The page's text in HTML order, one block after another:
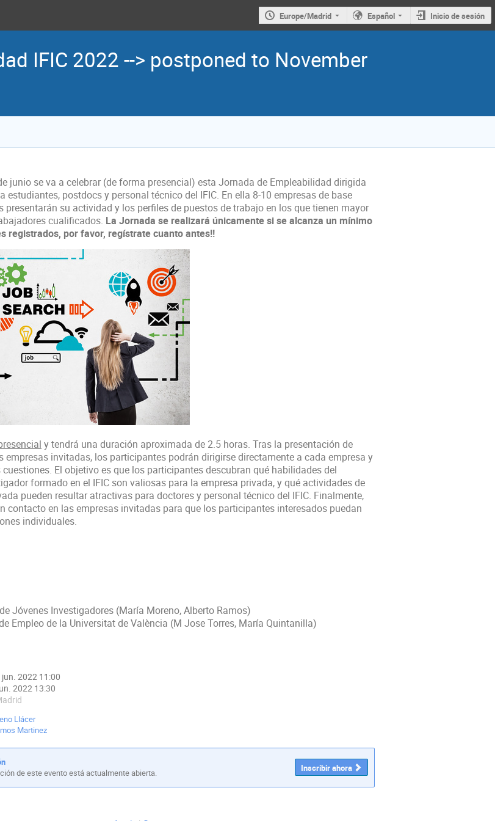
Europe/Madrid Español Inicio de sesión
IFIC 2022 --> postponed to November
junio se va a celebrar (de forma presencial) esta Jornada de Empleabilidad dirigida
estudiantes, postdocs y personal técnico del IFIC. En ella 8-10 empresas de base
presentarán su actividad y los perfiles de puestos de trabajo en los que tienen mayor
cualificados. La Jornada se realizará únicamente si se alcanza un mínimo
registrados, por favor, regístrate cuanto antes!!
y tendrá una duración aproximada de 2.5 horas. Tras la presentación de
empresas invitadas, los participantes podrán dirigirse directamente a cada empresa y
El objetivo es que los participantes descubran qué habilidades del
formado en el IFIC son valiosas para la empresa privada, y qué actividades de
pueden resultar atractivas para doctores y personal técnico del IFIC. Finalmente,
contacto en las empresas invitadas para que los participantes interesados puedan
individuales.
Jóvenes Investigadores (María Moreno, Alberto Ramos)
Empleo de la Universitat de València (M Jose Torres, María Quintanilla)
jun. 2022 11:00
2022 13:30
Llácer
Martinez
de este evento está actualmente abierta.
Inscribir ahora